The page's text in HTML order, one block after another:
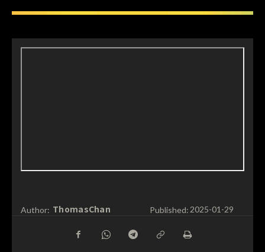
Author: ThomasChan Published:2025-01-29